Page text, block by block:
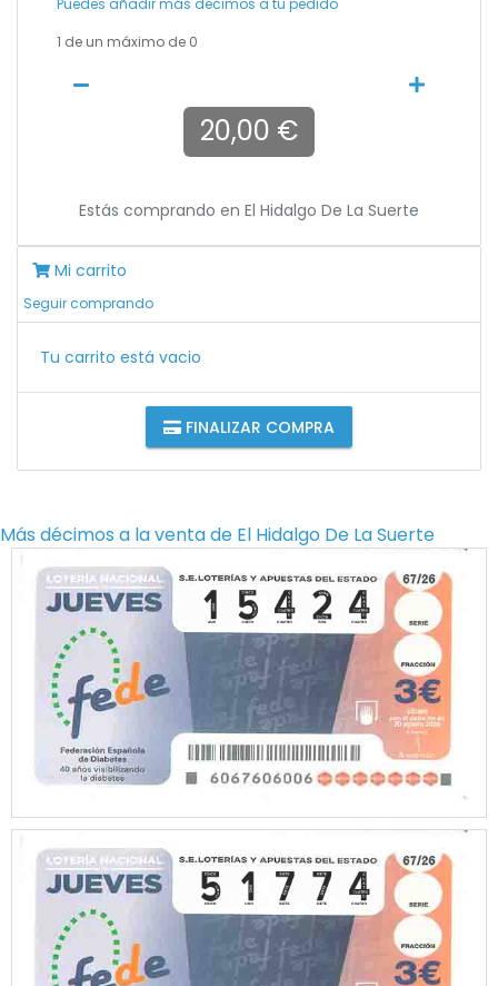
Puedes añadir más décimos a tu pedido
1 de un máximo de 0
20,00 €
Estás comprando en El Hidalgo De La Suerte
Mi carrito
Seguir comprando
Tu carrito está vacio
FINALIZAR COMPRA
Más décimos a la venta de El Hidalgo De La Suerte